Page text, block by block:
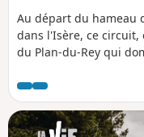
Au départ du hameau
dans l'Isère, ce
du Plan-du-Rey qui